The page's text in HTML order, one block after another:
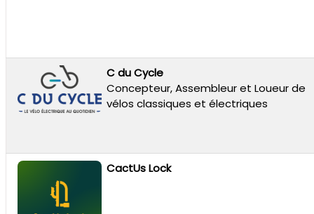
C du Cycle
Concepteur, Assembleur et Loueur de
vélos classiques et électriques
CactUs Lock